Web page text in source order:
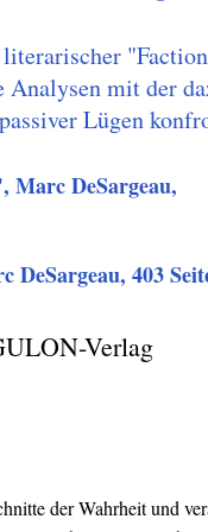
mit der
Lügen
Marc DeSargeau,
403
Verlag
der Wahrheit und